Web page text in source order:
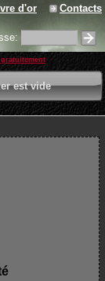
d'or Contacts
est vide
panier